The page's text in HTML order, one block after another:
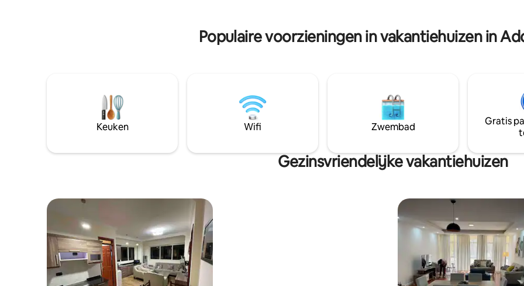
Populaire voorzieningen in vakantiehuizen in
Keuken Wifi Zwembad
Gratis
Gezinsvriendelijke vakantiehuizen